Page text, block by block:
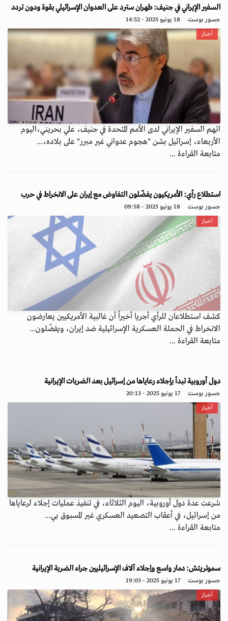
السفير الإيراني في جنيف: طهران سترد على العدوان الإسرائيلي بقوة ودون تردد
جسور بوست 18 يونيو 2025 - 14:52
أخبار
اتهم السفير الإيراني لدى الأمم المتحدة في جنيف، علي بحريني،اليوم
الأربعاء، إسرائيل بشن "هجوم عدواني غير مبرر" على بلاده،...
متابعة القراءة ...
استطلاع رأي: الأمريكيون يفضّلون التفاوض مع إيران على الانخراط في حرب
جسور بوست 18 يونيو 2025 - 09:58
أخبار
كشف استطلاعان للرأي أجريا أخيراً أن غالبية الأمريكيين يعارضون
الانخراط في الحملة العسكرية الإسرائيلية ضد إيران، ويفضّلون...
متابعة القراءة ...
دول أوروبية تبدأ بإجلاء رعاياها من إسرائيل بعد الضربات الإيرانية
جسور بوست 17 يونيو 2025 - 20:13
أخبار
شرعت عدة دول أوروبية، اليوم الثلاثاء، في تنفيذ عمليات إجلاء لرعاياها
من إسرائيل، في أعقاب التصعيد العسكري غير المسبوق بي...
متابعة القراءة ...
سموتريتش: دمار واسع وإجلاء آلاف الإسرائيليين جراء الضربة الإيرانية
جسور بوست 17 يونيو 2025 - 19:03
أخبار